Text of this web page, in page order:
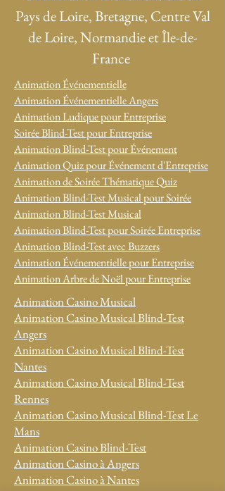
Pays de Loire, Bretagne, Centre Val
de Loire, Normandie et Île-de-
France
Animation Événementielle
Animation Événementielle Angers
Animation Ludique pour Entreprise
Soirée Blind-Test pour Entreprise
Animation Blind-Test pour Événement
Animation Quiz pour Événement d'Entreprise
Animation de Soirée Thématique Quiz
Animation Blind-Test Musical pour Soirée
Animation Blind-Test Musical
Animation Blind-Test pour Soirée Entreprise
Animation Blind-Test avec Buzzers
Animation Événementielle pour Entreprise
Animation Arbre de Noël pour Entreprise
Animation Casino Musical
Animation Casino Musical Blind-Test
Angers
Animation Casino Musical Blind-Test
Nantes
Animation Casino Musical Blind-Test
Rennes
Animation Casino Musical Blind-Test Le
Mans
Animation Casino Blind-Test
Animation Casino à Angers
Animation Casino à Nantes